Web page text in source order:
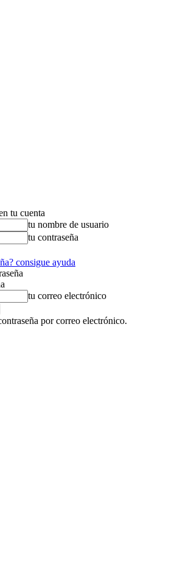
tu cuenta
tu nombre de usuario
tu contraseña
consigue ayuda
tu correo electrónico
por correo electrónico.